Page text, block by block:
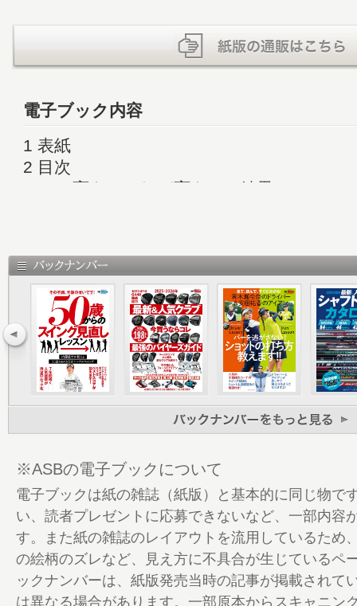
電子ブック内容
1 表紙
2 目次
4 いつ変える? なぜ変える? 結果は? ツア
の“イ”
10 メーカーインタビュー コレがわが社自
フト こんな人にオススメ！
24 最新シャフト トレンド分析
25 本書の見方、使い方
27 最新＆人気 全157モデル ドライバー
66モデル
51 アイアンシャフトカタログ 52モデル
69 FW・UTシャフトカタログ 39モデル
本グリップカタログ
94 バックナンバー
※ASBの電子ブックについて
電子ブックは紙の雑誌（紙版）と基本的に同じ物で
い、読者プレゼントに応募できないなど、一部内容
す。また紙の雑誌のレイアウトを流用しているため
の絵柄のズレなど、見え方に不具合が生じているペ
ックナンバーは、紙版発売当時の記事が掲載されて
は異なる場合があります。一部原本からスキャニン